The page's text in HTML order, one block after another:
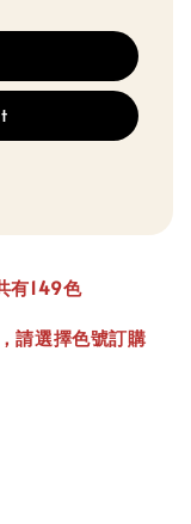
有149色
請選擇色號訂購